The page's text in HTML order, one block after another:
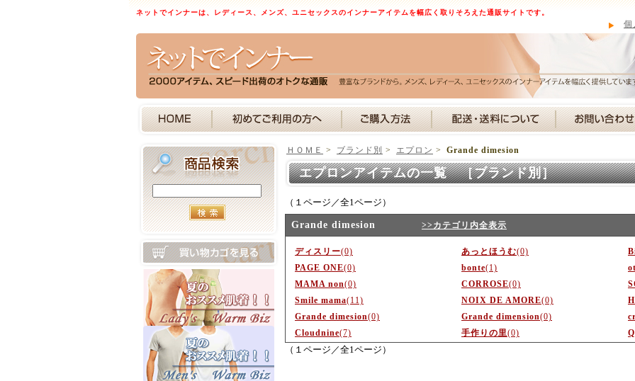
ネットでインナーは、レディース、メンズ、ユニセックスのインナーアイテムを幅広く取りそろえた通販サイトです。
個
ＨＯＭＥ > ブランド別 > エプロン > Grande dimesion
エプロンアイテムの一覧 ［ブランド別］
（１ページ／全1ページ）
Grande dimesion >>カテゴリ内全表示
ディスリー(0) あっとほうむ(0)
PAGE ONE(0) bonte(1)
MAMA non(0) CORROSE(0)
Smile mama(11) NOIX DE AMORE(0)
Grande dimesion(0) Grande dimension(0)
Cloudnine(7) 手作りの里(0)
（１ページ／全1ページ）